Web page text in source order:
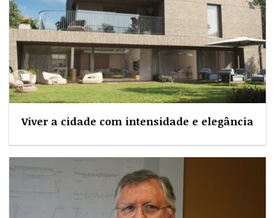
Viver a cidade com intensidade e elegância